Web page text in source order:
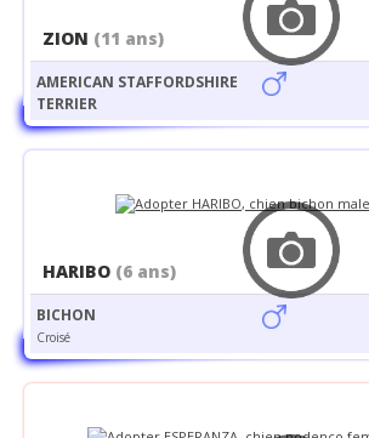
ZION (11 ans)
AMERICAN STAFFORDSHIRE
TERRIER
HARIBO (6 ans)
BICHON
Croisé